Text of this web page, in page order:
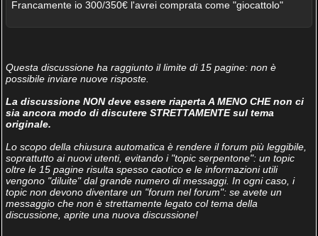
Francamente io 300/350€ l'avrei comprata come "giocattolo"
Questa discussione ha raggiunto il limite di 15 pagine: non è
possibile inviare nuove risposte.
La discussione NON deve essere riaperta A MENO CHE non ci
sia ancora modo di discutere STRETTAMENTE sul tema
originale.
Lo scopo della chiusura automatica è rendere il forum più leggibile,
soprattutto ai nuovi utenti, evitando i "topic serpentone": un topic
oltre le 15 pagine risulta spesso caotico e le informazioni utili
vengono "diluite" dal grande numero di messaggi. In ogni caso, i
topic non devono diventare un "forum nel forum": se avete un
messaggio che non è strettamente legato col tema della
discussione, aprite una nuova discussione!